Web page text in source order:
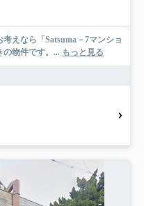
えなら「Satsuma－7マンショ
の物件です。... もっと見る